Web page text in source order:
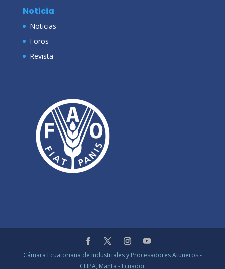
Noticia
Noticias
Foros
Revista
Cámara Ecuatoriana de Industriales y Procesadores Atuneros -
CEIPA, Manta - Ecuador